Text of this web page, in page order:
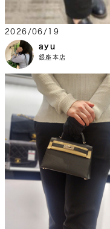
2026/06/19
ayu
銀座本店